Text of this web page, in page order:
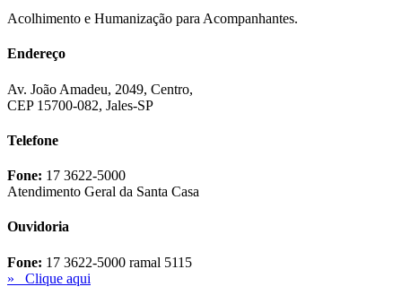
Acolhimento e Humanização para Acompanhantes.
Endereço
Av. João Amadeu, 2049, Centro,
CEP 15700-082, Jales-SP
Telefone
Fone: 17 3622-5000
Atendimento Geral da Santa Casa
Ouvidoria
Fone: 17 3622-5000 ramal 5115
» Clique aqui